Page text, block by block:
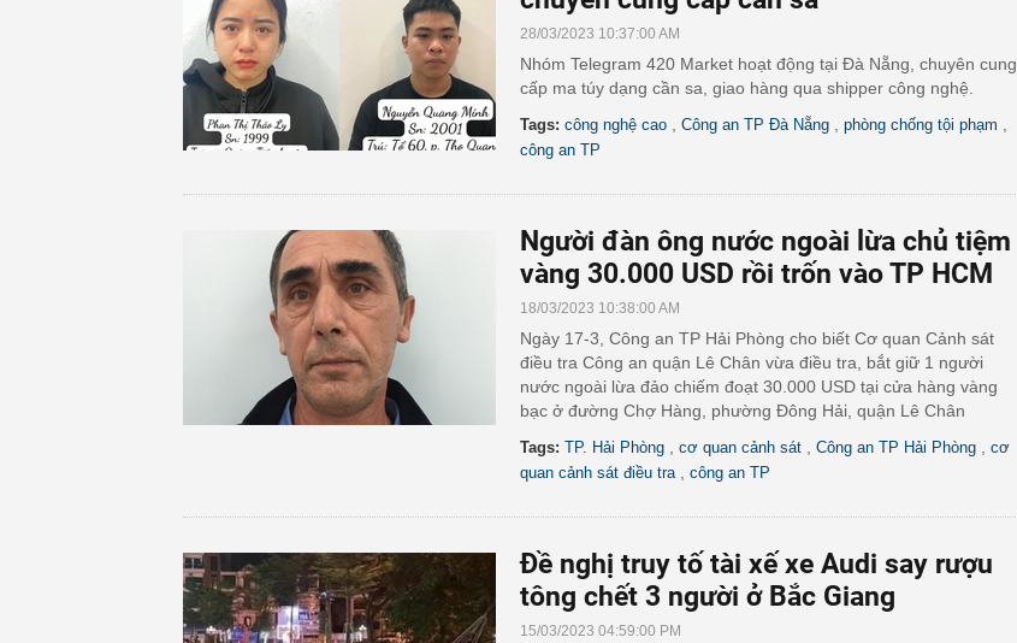
28/03/2023 10:37:00 AM
Nhóm Telegram 420 Market hoạt động tại Đà Nẵng, chuyên cung
cấp ma túy dạng cần sa, giao hàng qua shipper công nghệ.
Tags: công nghệ cao Công an TP Đà Nẵng phòng chống tội phạm
công an TP
Người đàn ông nước ngoài lừa chủ tiệm
vàng 30.000 USD rồi trốn vào TP HCM
18/03/2023 10:38:00 AM
Ngày 17-3, Công an TP Hải Phòng cho biết Cơ quan Cảnh sát
điều tra Công an quận Lê Chân vừa điều tra, bắt giữ 1 người
nước ngoài lừa đảo chiếm đoạt 30.000 USD tại cửa hàng vàng
bạc ở đường Chợ Hàng, phường Đông Hải, quận Lê Chân
Tags: TP. Hải Phòng cơ quan cảnh sát Công an TP Hải Phòng
cơ
quan cảnh sát điều tra
công an TP
Đề nghị truy tố tài xế xe Audi say rượu
tông chết 3 người ở Bắc Giang
15/03/2023 04:59:00 PM